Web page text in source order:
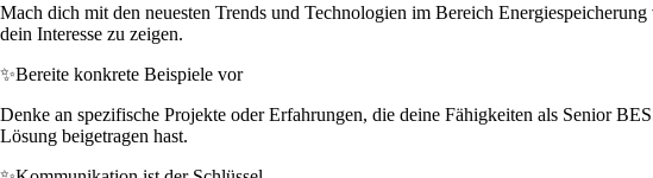
Mach dich mit den neuesten Trends und Technologien im Bereich
dein Interesse zu zeigen.
✨Bereite konkrete Beispiele vor
Denke an spezifische Projekte oder Erfahrungen, die deine Fähigkeiten als Senior
Lösung beigetragen hast.